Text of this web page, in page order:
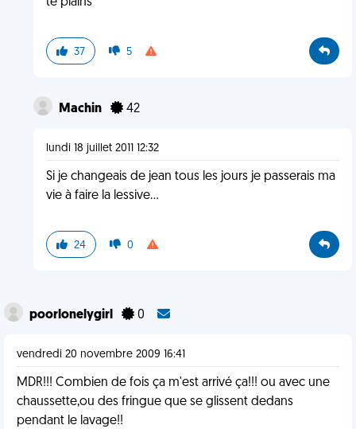
37 5
Machin 42
lundi 18 juillet 2011 12:32
Si je changeais de jean tous les jours je passerais ma
vie à faire la lessive...
24 0
poorlonelygirl 0
vendredi 20 novembre 2009 16:41
MDR!!! Combien de fois ça m'est arrivé ça!!! ou avec une
chaussette,ou des fringue que se glissent dedans
pendant le lavage!!